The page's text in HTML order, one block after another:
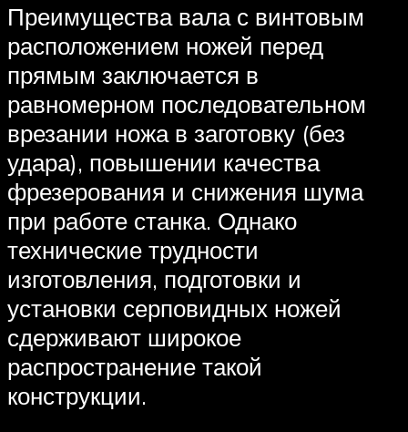
Преимущества вала с винтовым
расположением ножей перед
прямым заключается в
равномерном последовательном
врезании ножа в заготовку (без
удара), повышении качества
фрезерования и снижения шума
при работе станка. Однако
технические трудности
изготовления, подготовки и
установки серповидных ножей
сдерживают широкое
распространение такой
конструкции.